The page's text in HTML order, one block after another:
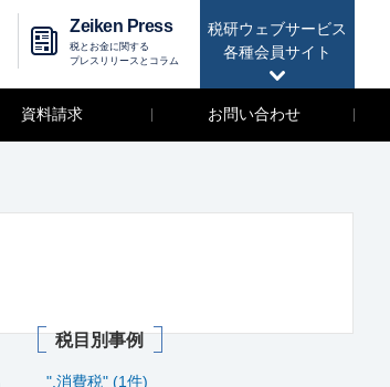
税研ウェブサービス
各種会員サイト
Zeiken Press
税とお金に関する
プレスリリースとコラム
資料請求 お問い合わせ
税目別事例
",消費税" (1件)